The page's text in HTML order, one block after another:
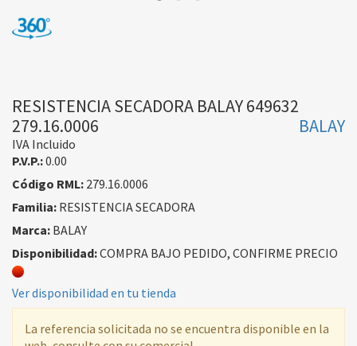
RESISTENCIA SECADORA BALAY 649632
279.16.0006
BALAY
IVA Incluido
P.V.P.:0.00
Código RML: 279.16.0006
Familia: RESISTENCIA SECADORA
Marca: BALAY
Disponibilidad:COMPRA BAJO PEDIDO, CONFIRME PRECIO
Ver disponibilidad en tu tienda
La referencia solicitada no se encuentra disponible en la